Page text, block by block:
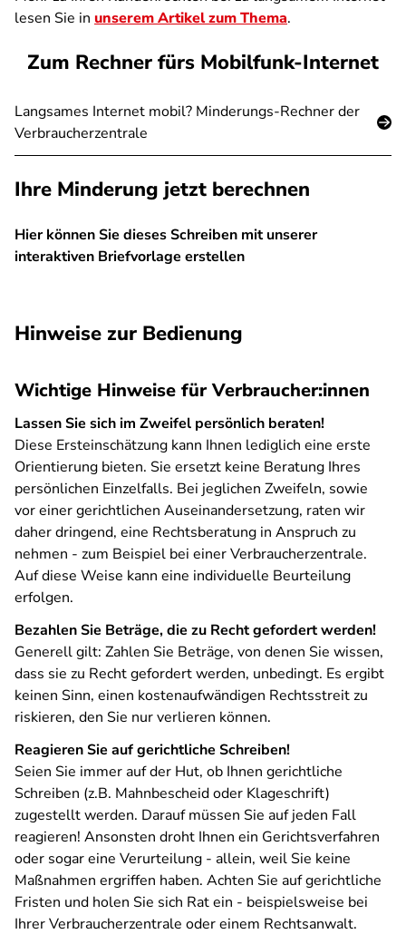
lesen Sie in unserem Artikel zum Thema.
Zum Rechner fürs Mobilfunk-Internet
Langsames Internet mobil? Minderungs-Rechner der
Verbraucherzentrale
Ihre Minderung jetzt berechnen
Hier können Sie dieses Schreiben mit unserer
interaktiven Briefvorlage erstellen
Hinweise zur Bedienung
Wichtige Hinweise für Verbraucher:innen
Lassen Sie sich im Zweifel persönlich beraten!
Diese Ersteinschätzung kann Ihnen lediglich eine erste
Orientierung bieten. Sie ersetzt keine Beratung Ihres
persönlichen Einzelfalls. Bei jeglichen Zweifeln, sowie
vor einer gerichtlichen Auseinandersetzung, raten wir
daher dringend, eine Rechtsberatung in Anspruch zu
nehmen - zum Beispiel bei einer Verbraucherzentrale.
Auf diese Weise kann eine individuelle Beurteilung
erfolgen.
Bezahlen Sie Beträge, die zu Recht gefordert werden!
Generell gilt: Zahlen Sie Beträge, von denen Sie wissen,
dass sie zu Recht gefordert werden, unbedingt. Es ergibt
keinen Sinn, einen kostenaufwändigen Rechtsstreit zu
riskieren, den Sie nur verlieren können.
Reagieren Sie auf gerichtliche Schreiben!
Seien Sie immer auf der Hut, ob Ihnen gerichtliche
Schreiben (z.B. Mahnbescheid oder Klageschrift)
zugestellt werden. Darauf müssen Sie auf jeden Fall
reagieren! Ansonsten droht Ihnen ein Gerichtsverfahren
oder sogar eine Verurteilung - allein, weil Sie keine
Maßnahmen ergriffen haben. Achten Sie auf gerichtliche
Fristen und holen Sie sich Rat ein - beispielsweise bei
Ihrer Verbraucherzentrale oder einem Rechtsanwalt.